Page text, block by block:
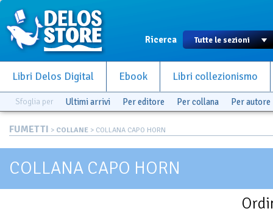
Ricerca
Libri Delos Digital Ebook Libri collezionismo
Sfoglia per Ultimi arrivi Per editore Per collana Per autore
FUMETTI > COLLANE > COLLANA CAPO HORN
COLLANA CAPO HORN